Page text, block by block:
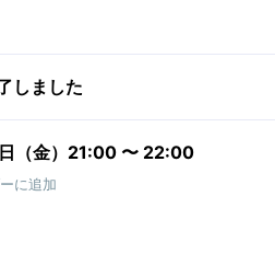
しました
（金）21:00 〜 22:00
に追加